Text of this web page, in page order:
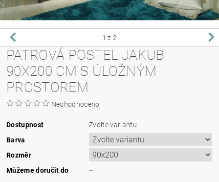
1 z 2
PATROVÁ POSTEL JAKUB
90X200 CM S ÚLOŽNÝM
PROSTOREM
Neohodnoceno
Dostupnost
Zvolte variantu
Barva
Rozměr
Můžeme doručit do
–